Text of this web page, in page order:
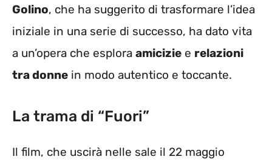
Golino, che ha suggerito di trasformare l’idea
iniziale in una serie di successo, ha dato vita
a un’opera che esplora amicizie e relazioni
tra donne in modo autentico e toccante.
La trama di “Fuori”
Il film, che uscirà nelle sale il 22 maggio